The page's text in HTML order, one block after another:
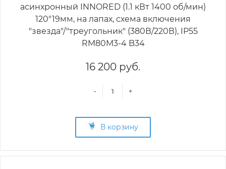
асинхронный INNORED (1.1 кВт 1400 об/мин)
120"19мм, на лапах, схема включения
"звезда"/"треугольник" (380В/220В), IP55
RM80M3-4 B34
16 200 руб.
- +
В корзину